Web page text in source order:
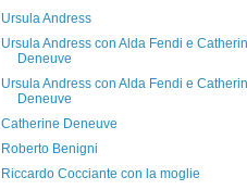
Ursula Andress
Ursula Andress con Alda Fendi e
Deneuve
Ursula Andress con Alda Fendi e
Deneuve
Catherine Deneuve
Roberto Benigni
Riccardo Cocciante con la moglie